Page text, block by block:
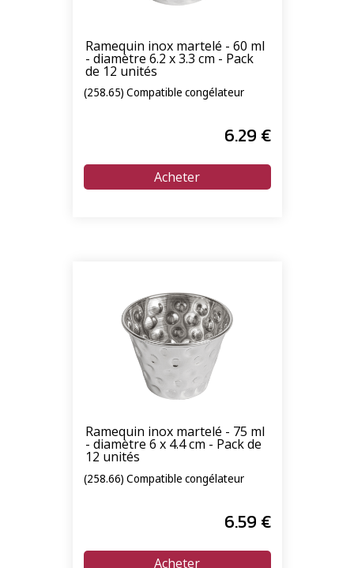
Ramequin inox martelé - 60 ml
- diamètre 6.2 x 3.3 cm - Pack
de 12 unités
(258.65) Compatible congélateur
6.29 €
Ramequin inox martelé - 75 ml
- diamètre 6 x 4.4 cm - Pack de
12 unités
(258.66) Compatible congélateur
6.59 €